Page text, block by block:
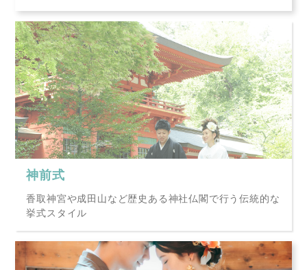
神前式
香取神宮や成田山など歴史ある神社仏閣で行う伝統的な
挙式スタイル